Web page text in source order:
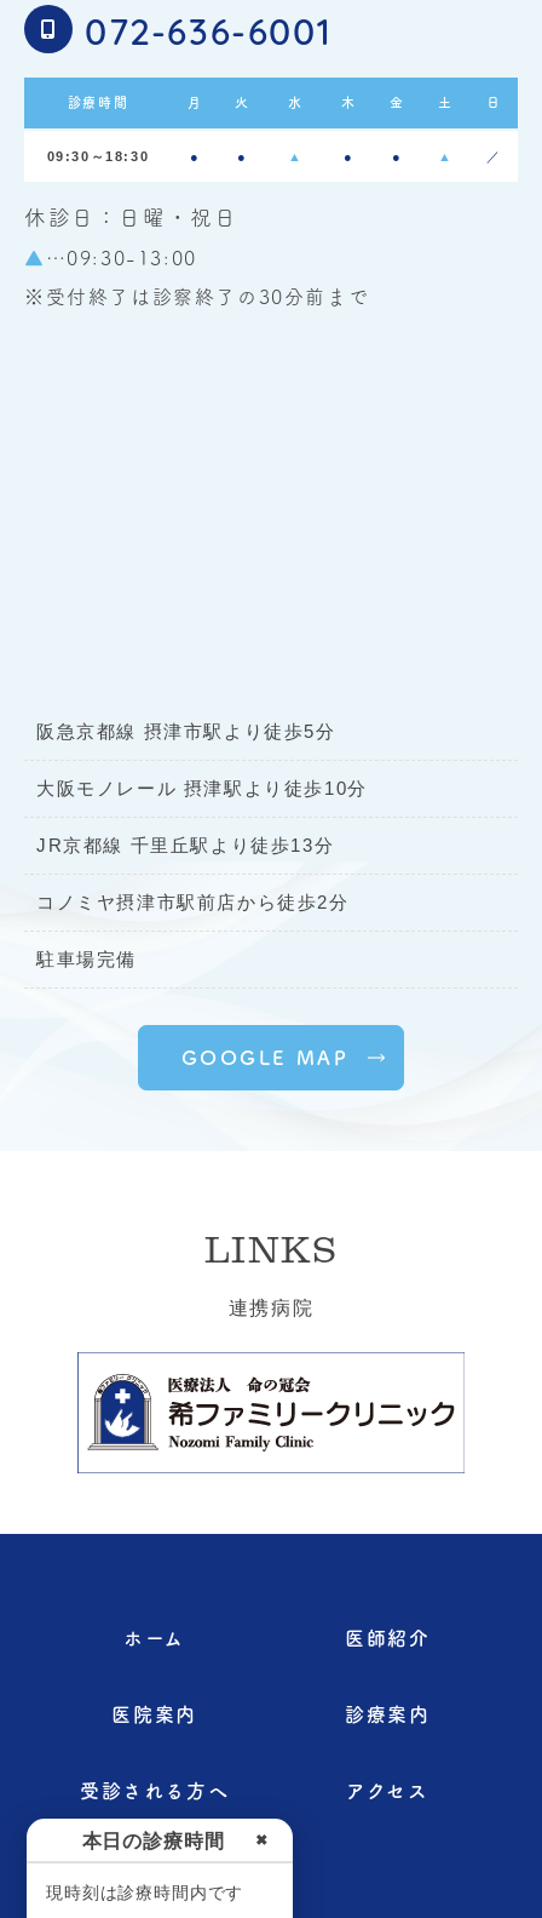
本日の診療時間 ✖
現時刻は診療時間内です
072-636-6001
診療時間 月 火 水 木 金 土 日
09:30～18:30 ● ● ▲ ● ● ▲ ／
休診日：日曜・祝日
▲ …09:30-13:00
※受付終了は診察終了の30分前まで
阪急京都線 摂津市駅より徒歩5分
大阪モノレール 摂津駅より徒歩10分
JR京都線 千里丘駅より徒歩13分
コノミヤ摂津市駅前店から徒歩2分
駐車場完備
GOOGLE MAP
LINKS
連携病院
ホーム 医師紹介
医院案内 診療案内
受診される方へ アクセス
お知らせ